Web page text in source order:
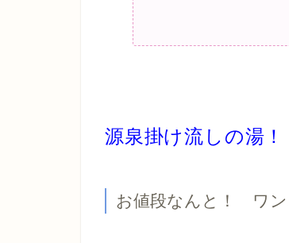
源泉掛け流しの湯！
お値段なんと！ ワン